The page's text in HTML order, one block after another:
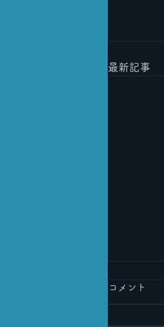
最新記事
コメント